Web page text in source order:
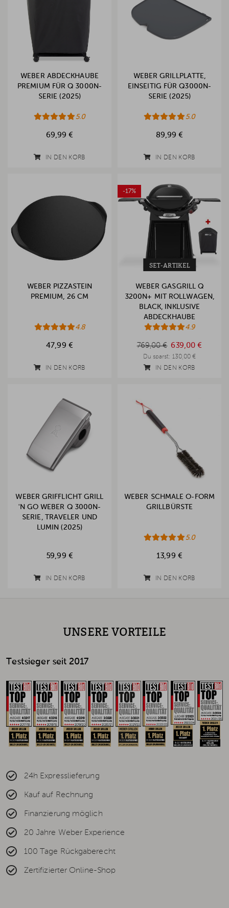
WEBER ABDECKHAUBE
PREMIUM FÜR Q 3000N-
SERIE (2025)
5.0
69,99 €
IN DEN KORB
WEBER GRILLPLATTE,
EINSEITIG FÜR Q3000N-
SERIE (2025)
5.0
89,99 €
IN DEN KORB
WEBER PIZZASTEIN
PREMIUM, 26 CM
4.8
47,99 €
IN DEN KORB
-17%
SET-ARTIKEL
WEBER GASGRILL Q
3200N+ MIT ROLLWAGEN,
BLACK, INKLUSIVE
ABDECKHAUBE
4.9
769,00 € 639,00 €
Du sparst: 130,00 €
IN DEN KORB
WEBER GRIFFLICHT GRILL
'N GO WEBER Q 3000N-
SERIE, TRAVELER UND
LUMIN (2025)
59,99 €
IN DEN KORB
WEBER SCHMALE O-FORM
GRILLBÜRSTE
5.0
13,99 €
IN DEN KORB
UNSERE VORTEILE
Testsieger seit 2017
24h Expresslieferung
Kauf auf Rechnung
Finanzierung möglich
20 Jahre Weber Experience
100 Tage Rückgaberecht
Zertifizierter Online-Shop